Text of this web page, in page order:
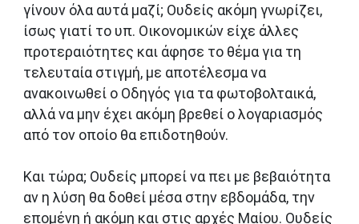
γίνουν όλα αυτά μαζί; Ουδείς ακόμη γνωρίζει,
ίσως γιατί το υπ. Οικονομικών είχε άλλες
προτεραιότητες και άφησε το θέμα για τη
τελευταία στιγμή, με αποτέλεσμα να
ανακοινωθεί ο Οδηγός για τα φωτοβολταικά,
αλλά να μην έχει ακόμη βρεθεί ο λογαριασμός
από τον οποίο θα επιδοτηθούν.
Και τώρα; Ουδείς μπορεί να πει με βεβαιότητα
αν η λύση θα δοθεί μέσα στην εβδομάδα, την
επομένη ή ακόμη και στις αρχές Μαίου. Ουδείς